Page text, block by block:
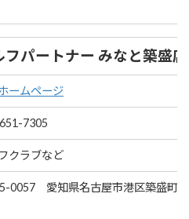
フパートナー みなと築盛店
ームページ
7305
クラブなど
0057 愛知県名古屋市港区築盛町